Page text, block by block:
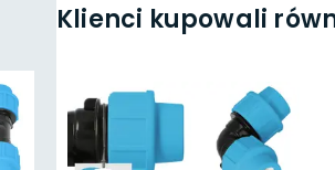
Klienci kupowali